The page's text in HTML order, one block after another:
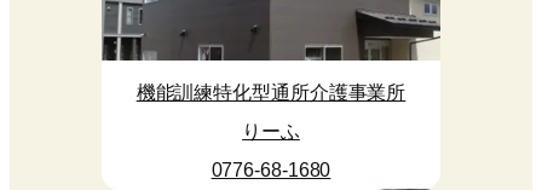
機能訓練特化型通所介護事業所
りーふ
0776-68-1680